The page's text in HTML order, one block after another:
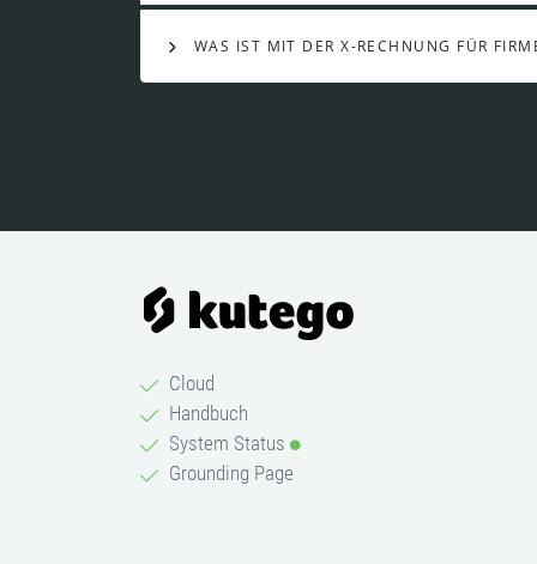
WAS IST MIT DER X-RECHNUNG FÜR
Cloud
Handbuch
System Status
Grounding Page